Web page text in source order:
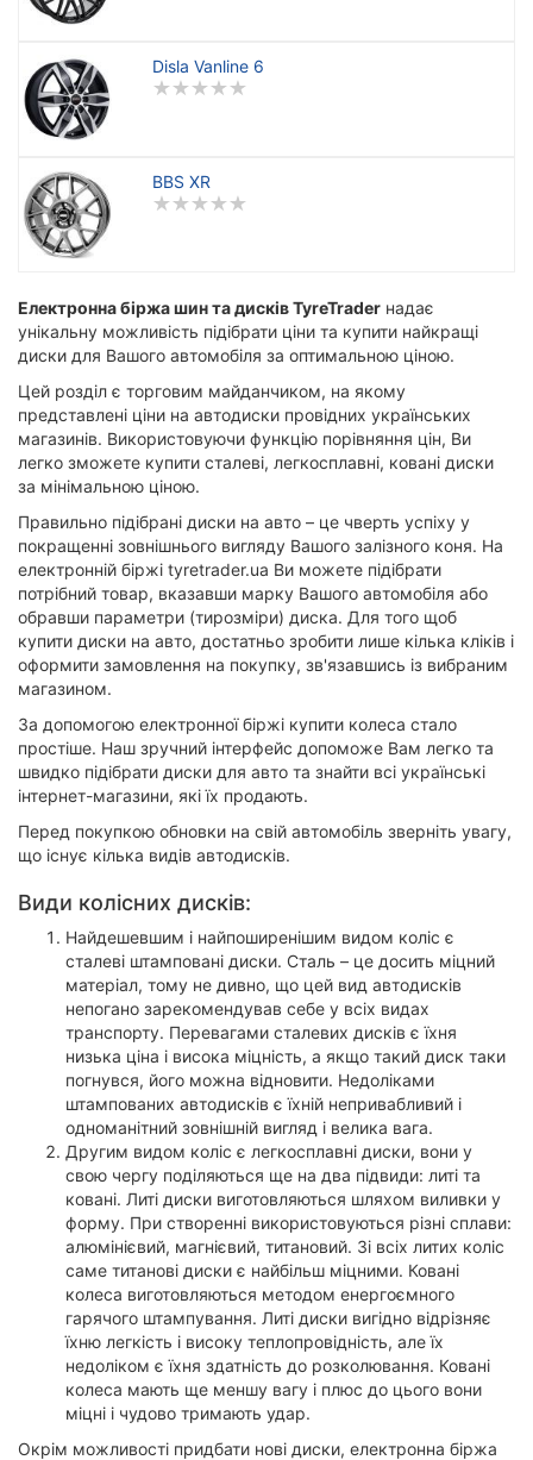
Disla Vanline 6
BBS XR
Електронна біржа шин та дисків TyreTrader надає
унікальну можливість підібрати ціни та купити найкращі
диски для Вашого автомобіля за оптимальною ціною.
Цей розділ є торговим майданчиком, на якому
представлені ціни на автодиски провідних українських
магазинів. Використовуючи функцію порівняння цін, Ви
легко зможете купити сталеві, легкосплавні, ковані диски
за мінімальною ціною.
Правильно підібрані диски на авто – це чверть успіху у
покращенні зовнішнього вигляду Вашого залізного коня. На
електронній біржі tyretrader.ua Ви можете підібрати
потрібний товар, вказавши марку Вашого автомобіля або
обравши параметри (тирозміри) диска. Для того щоб
купити диски на авто, достатньо зробити лише кілька кліків і
оформити замовлення на покупку, зв'язавшись із вибраним
магазином.
За допомогою електронної біржі купити колеса стало
простіше. Наш зручний інтерфейс допоможе Вам легко та
швидко підібрати диски для авто та знайти всі українські
інтернет-магазини, які їх продають.
Перед покупкою обновки на свій автомобіль зверніть увагу,
що існує кілька видів автодисків.
Види колісних дисків:
Найдешевшим і найпоширенішим видом коліс є
сталеві штамповані диски. Сталь – це досить міцний
матеріал, тому не дивно, що цей вид автодисків
непогано зарекомендував себе у всіх видах
транспорту. Перевагами сталевих дисків є їхня
низька ціна і висока міцність, а якщо такий диск таки
погнувся, його можна відновити. Недоліками
штампованих автодисків є їхній непривабливий і
одноманітний зовнішній вигляд і велика вага.
Другим видом коліс є легкосплавні диски, вони у
свою чергу поділяються ще на два підвиди: литі та
ковані. Литі диски виготовляються шляхом виливки у
форму. При створенні використовуються різні сплави:
алюмінієвий, магнієвий, титановий. Зі всіх литих коліс
саме титанові диски є найбільш міцними. Ковані
колеса виготовляються методом енергоємного
гарячого штампування. Литі диски вигідно відрізняє
їхню легкість і високу теплопровідність, але їх
недоліком є їхня здатність до розколювання. Ковані
колеса мають ще меншу вагу і плюс до цього вони
міцні і чудово тримають удар.
Окрім можливості придбати нові диски, електронна біржа